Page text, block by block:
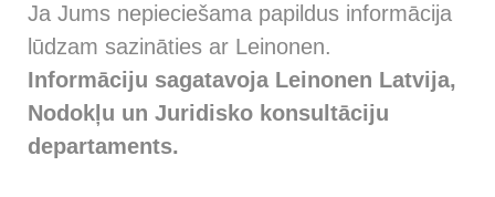
Ja Jums nepieciešama papildus informācija
lūdzam sazināties ar Leinonen.
Informāciju sagatavoja Leinonen Latvija,
Nodokļu un Juridisko konsultāciju
departaments.